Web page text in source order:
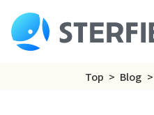
Top Blog